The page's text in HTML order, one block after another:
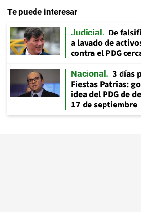
Te puede interesar
Judicial
De
a lavado de
contra el PDG
Nacional
3 días
Fiestas Patrias:
idea del PDG de
17 de septiembre